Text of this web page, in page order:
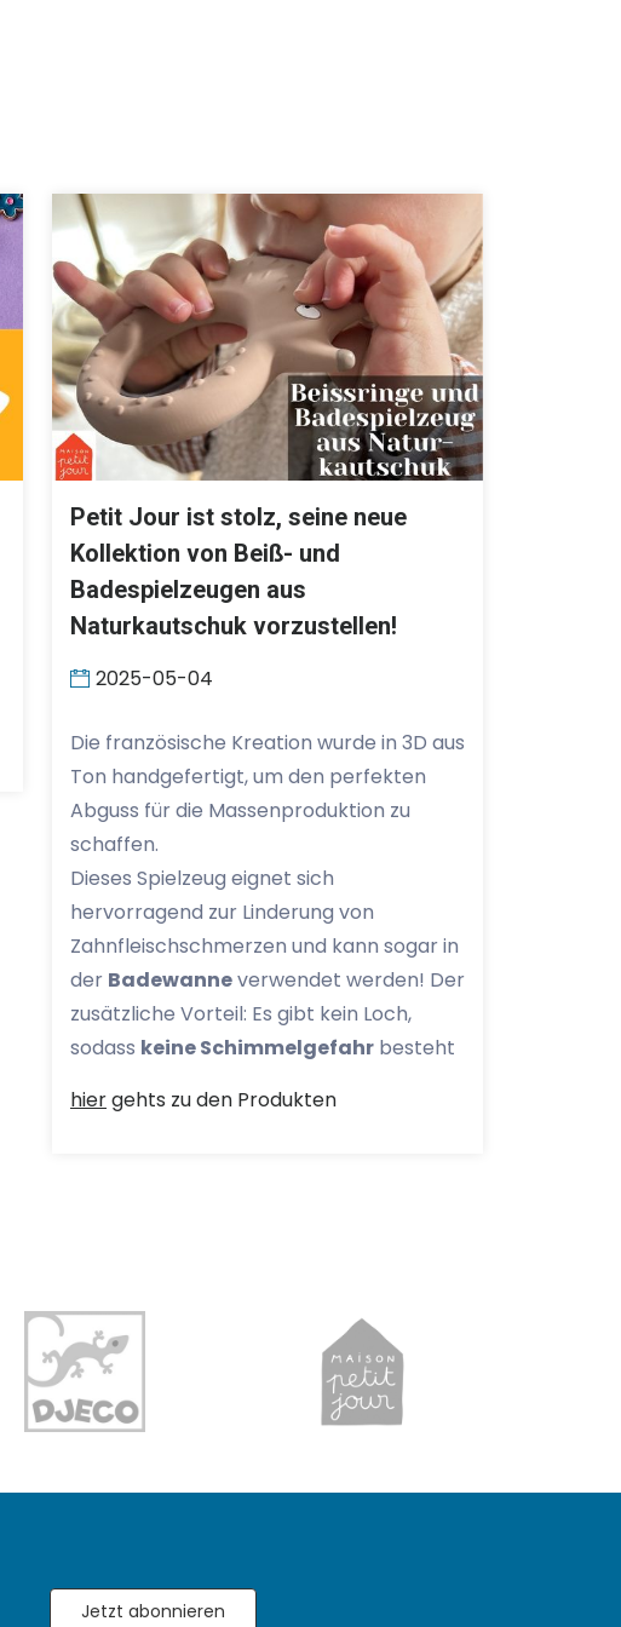
Petit Jour ist stolz, seine neue
Kollektion von Beiß- und
Badespielzeugen aus
Naturkautschuk vorzustellen!
2025-05-04
Die französische Kreation wurde in 3D aus
Ton handgefertigt, um den perfekten
Abguss für die Massenproduktion zu
schaffen.
Dieses Spielzeug eignet sich
hervorragend zur Linderung von
Zahnfleischschmerzen und kann sogar in
der Badewanneverwendet werden! Der
zusätzliche Vorteil: Es gibt kein Loch,
sodass keine Schimmelgefahr besteht
hiergehts zu den Produkten
Jetzt abonnieren